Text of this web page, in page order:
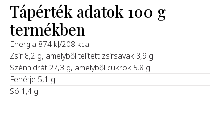
Tápérték adatok 100 g
termékben
‍Energia 874 kJ/208 kcal
Zsír 8,2 g, amelyből telített zsírsavak 3,9 g
Szénhidrát 27,3 g, amelyből cukrok 5,8 g
Fehérje 5,1 g
Só 1,4 g